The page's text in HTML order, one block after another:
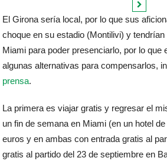
El Girona sería local, por lo que sus
choque en su estadio (Montilivi) y
Miami para poder presenciarlo, por lo que
algunas alternativas para compensarlos,
prensa.
La primera es viajar gratis y regresar el
un fin de semana en Miami (en un hotel
euros y en ambas con entrada gratis al
gratis al partido del 23 de septiembre en